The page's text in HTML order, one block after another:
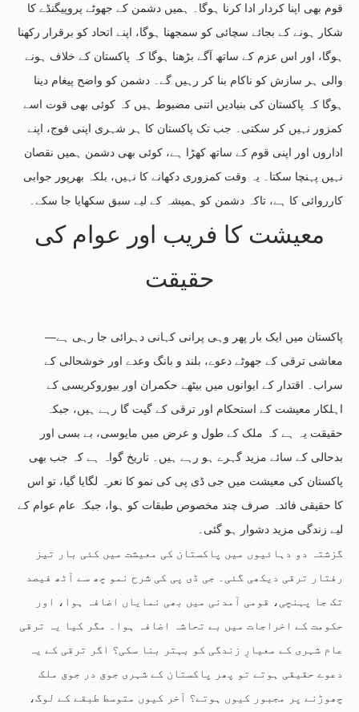
قوم بھی اپنا کردار ادا کرنا ہوگا۔ ہمیں دشمن کے جھوٹے پروپیگنڈے کا
شکار ہونے کے بجائے سچائی کو سمجھنا ہوگا، اپنے اتحاد کو برقرار رکھنا
ہوگا، اور اس عزم کے ساتھ آگے بڑھنا ہوگا کہ پاکستان کے خلاف ہونے
والی ہر سازش کو ناکام بنا کر رہیں گے۔ دشمن کو واضح پیغام دینا
ہوگا کہ پاکستان کی بنیادیں اتنی مضبوط ہیں کہ کوئی بھی قوت اسے
کمزور نہیں کر سکتی۔ جب تک پاکستان کا ہر شہری اپنی فوج، اپنے
اداروں اور اپنی قوم کے ساتھ کھڑا ہے، کوئی بھی دشمن ہمیں نقصان
نہیں پہنچا سکتا۔ یہ وقت کمزوری دکھانے کا نہیں، بلکہ بھرپور جوابی
کارروائی کا ہے، تاکہ دشمن کو ہمیشہ کے لیے سبق سکھایا جا سکے۔
معیشت کا فریب اور عوام کی
حقیقت
پاکستان میں ایک بار پھر وہی پرانی کہانی دہرائی جا رہی ہے—
معاشی ترقی کے جھوٹے دعوے، بلند و بانگ وعدے اور خوشحالی کے
سراب۔ اقتدار کے ایوانوں میں بیٹھے حکمران اور بیوروکریسی کے
اہلکار معیشت کے استحکام اور ترقی کے گیت گا رہے ہیں، جبکہ
حقیقت یہ ہے کہ ملک کے طول و عرض میں مایوسی، بے بسی اور
بدحالی کے سائے مزید گہرے ہو رہے ہیں۔ تاریخ گواہ ہے کہ جب بھی
پاکستان کی معیشت میں جی ڈی پی کی نمو کا نعرہ لگایا گیا، تو اس
کا حقیقی فائدہ صرف چند مخصوص طبقات کو ہوا، جبکہ عام عوام کے
لیے زندگی مزید دشوار ہو گئی۔
گزشتہ دو دہائیوں میں پاکستان کی معیشت میں کئی بار تیز
رفتار ترقی دیکھی گئی۔ جی ڈی پی کی شرح نمو چھ سے آٹھ فیصد
تک جا پہنچی، قومی آمدنی میں بھی نمایاں اضافہ ہوا، اور
حکومت کے اخراجات میں بے تحاشہ اضافہ ہوا۔ مگر کیا یہ ترقی
عام شہری کے معیارِ زندگی کو بہتر بنا سکی؟ اگر ترقی کے یہ
دعوے حقیقی ہوتے تو پھر پاکستان کے شہری جوق در جوق ملک
چھوڑنے پر مجبور کیوں ہوتے؟ آخر کیوں متوسط طبقے کے لوگ،